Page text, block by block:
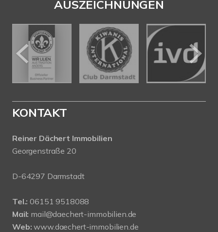
AUSZEICHNUNGEN
KONTAKT
Reiner Dächert Immobilien
Georgenstraße 20
D-64297 Darmstadt
Tel.: 06151 9518088
Mail: mail@daechert-immobilien.de
Web: www.daechert-immobilien.de